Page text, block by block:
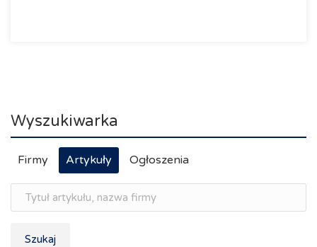
Wyszukiwarka
Firmy Artykuły Ogłoszenia
Szukaj